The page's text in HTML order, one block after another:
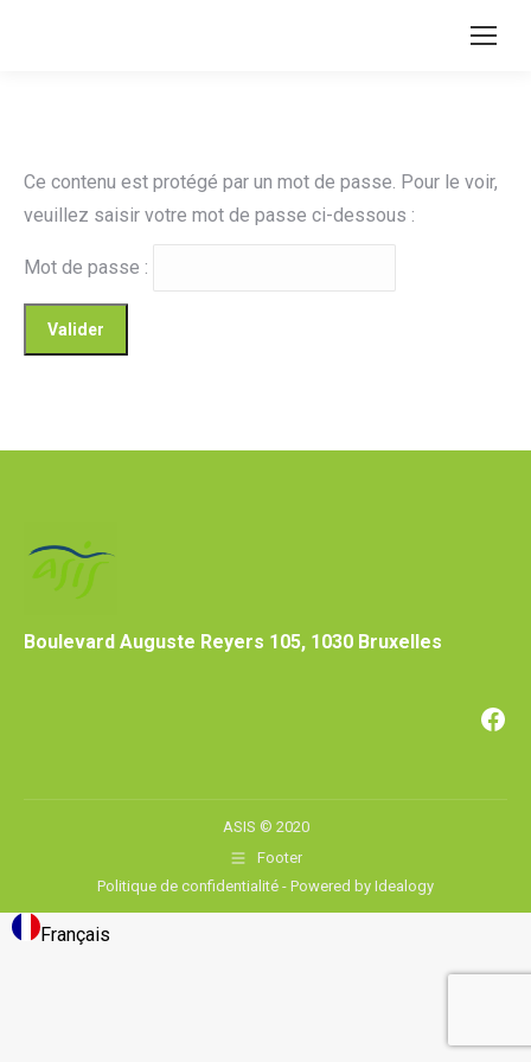
Ce contenu est protégé par un mot de passe. Pour le voir,
veuillez saisir votre mot de passe ci-dessous :
Mot de passe :
Boulevard Auguste Reyers 105, 1030 Bruxelles
ASIS © 2020
Footer
Politique de confidentialité - Powered by Idealogy
Français